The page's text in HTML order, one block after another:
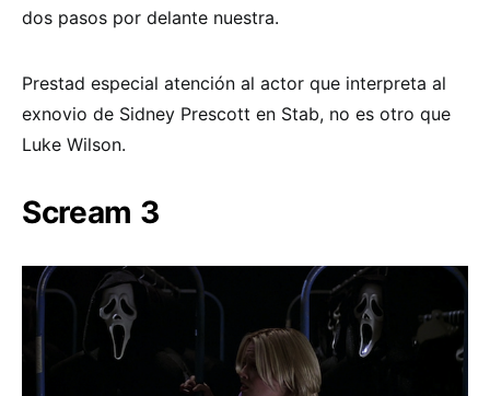
dos pasos por delante nuestra.
Prestad especial atención al actor que interpreta al
exnovio de Sidney Prescott en Stab, no es otro que
Luke Wilson.
Scream 3